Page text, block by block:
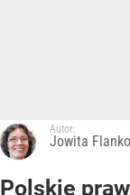
Autor:
Jowita
Polskie